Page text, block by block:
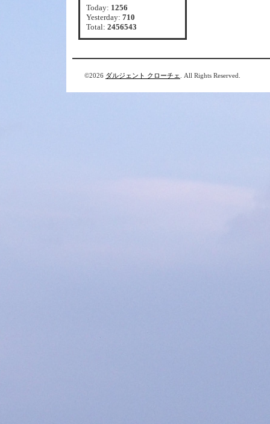
Today: 1256
Yesterday: 710
Total: 2456543
©2026 ダルジェント クローチェ . All Rights Reserved.